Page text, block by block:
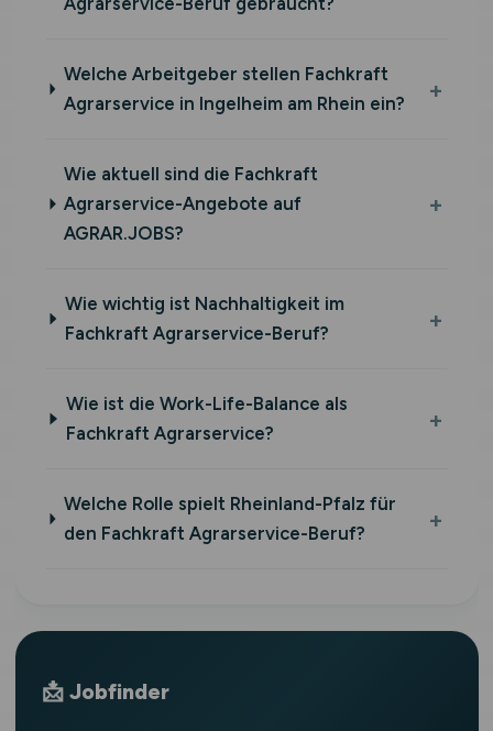
Welche Arbeitgeber stellen Fachkraft
Agrarservice in Ingelheim am Rhein ein?
Wie aktuell sind die Fachkraft
Agrarservice-Angebote auf
AGRAR.JOBS?
Wie wichtig ist Nachhaltigkeit im
Fachkraft Agrarservice-Beruf?
Wie ist die Work-Life-Balance als
Fachkraft Agrarservice?
Welche Rolle spielt Rheinland-Pfalz für
den Fachkraft Agrarservice-Beruf?
📩 Jobfinder